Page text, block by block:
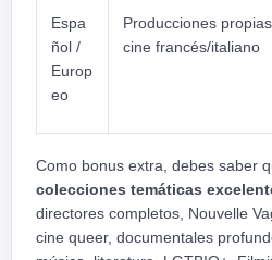
Espa
ñol /
Europ
eo
Producciones
cine francés/italiano
Como bonus extra, debes saber
colecciones temáticas
directores completos, Nouvelle
cine queer, documentales